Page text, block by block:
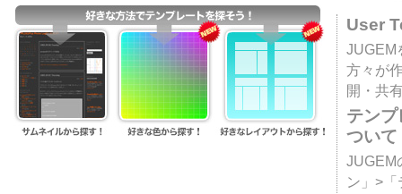
User
JUGEM
方々が
開・共
テン
ついて
JUGEM
ン」>